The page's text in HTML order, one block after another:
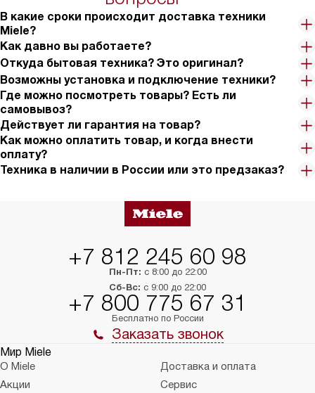
В какие сроки происходит доставка техники
Miele?
Как давно вы работаете?
Откуда бытовая техника? Это оригинал?
Возможны установка и подключение техники?
Где можно посмотреть товары? Есть ли
самовывоз?
Действует ли гарантия на товар?
Как можно оплатить товар, и когда внести
оплату?
Техника в наличии в России или это предзаказ?
+7 812 245 60 98
Пн-Пт: с 8:00 до 22:00
Сб-Вс: с 9:00 до 22:00
+7 800 775 67 31
Бесплатно по России
Заказать звонок
Мир Miele
О Miele
Доставка и оплата
Акции
Сервис